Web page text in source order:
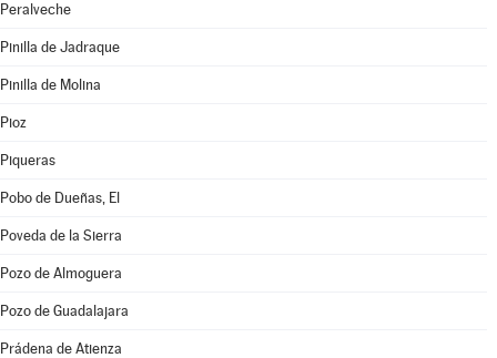
Peralveche
Pinilla de Jadraque
Pinilla de Molina
Pioz
Piqueras
Pobo de Dueñas, El
Poveda de la Sierra
Pozo de Almoguera
Pozo de Guadalajara
Prádena de Atienza